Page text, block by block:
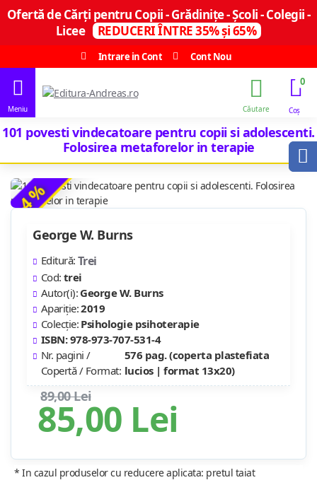
Ofertă de Cărți pentru Copii - Grădinițe - Școli - Colegii -
Licee
REDUCERI ÎNTRE 35% și 65%
Intrare in Cont
Cont Nou
0
101 povesti vindecatoare pentru copii si adolescenti.
Folosirea metaforelor in terapie
-4 %
85,00 Lei
89,00 Lei
George W. Burns
Editură: Trei
Cod: trei
Autor(i): George W. Burns
Apariție:2019
Colecție: Psihologie psihoterapie
ISBN: 978-973-707-531-4
Nr. pagini /
Copertă / Format:
576 pag. (coperta plastefiata
lucios | format 13x20)
* In cazul produselor cu reducere aplicata: pretul taiat